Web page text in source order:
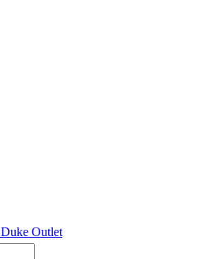
Duke Outlet